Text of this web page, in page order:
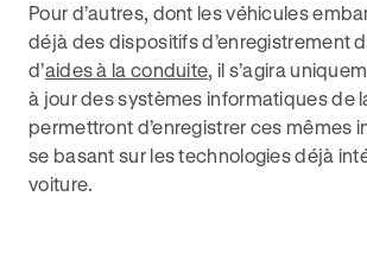
Pour d’autres, dont les véhicules
déjà des dispositifs d’enregistrement
d’aides à la conduite, il s’agira
à jour des systèmes informatiques de
permettront d’enregistrer ces mêmes
se basant sur les technologies déjà
voiture.